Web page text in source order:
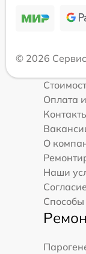
© 2026
Оплата
О
Наши